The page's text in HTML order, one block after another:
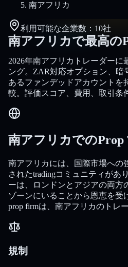
南アフリカ
利用可能な企業数：10社
南アフリカで最高の
2026年南アフリカトレーダー
ング。ZAR対応オプション、
あるファンデッドアカウントを
較。評価スコア、費用、取引条
南アフリカでのProp
南アフリカには、国際市場への
されたtradingコミュニティがあ
ーは、ロンドンとアジアの両方
ゾーンにいることから恩恵を受
prop firmは、南アフリカのトレ
規制